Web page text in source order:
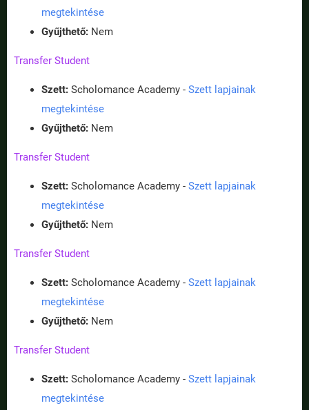
megtekintése
Gyűjthető: Nem
Transfer Student
Szett: Scholomance Academy - Szett lapjainak
megtekintése
Gyűjthető: Nem
Transfer Student
Szett: Scholomance Academy - Szett lapjainak
megtekintése
Gyűjthető: Nem
Transfer Student
Szett: Scholomance Academy - Szett lapjainak
megtekintése
Gyűjthető: Nem
Transfer Student
Szett: Scholomance Academy - Szett lapjainak
megtekintése